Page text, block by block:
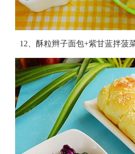
12、酥粒辫子面包+紫甘蓝拌菠